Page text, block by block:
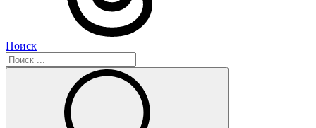
Поиск